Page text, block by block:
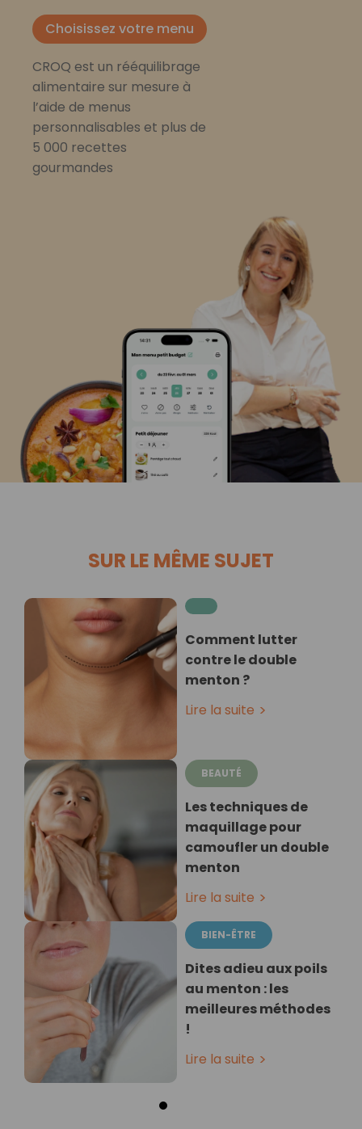
Choisissez votre menu
CROQ est un rééquilibrage
alimentaire sur mesure à
l’aide de menus
personnalisables et plus de
5 000 recettes
gourmandes
SUR LE MÊME SUJET
Comment lutter
contre le double
menton ?
Lire la suite
BEAUTÉ
Les techniques de
maquillage pour
camoufler un double
menton
Lire la suite
BIEN-ÊTRE
Dites adieu aux poils
au menton : les
meilleures méthodes
!
Lire la suite